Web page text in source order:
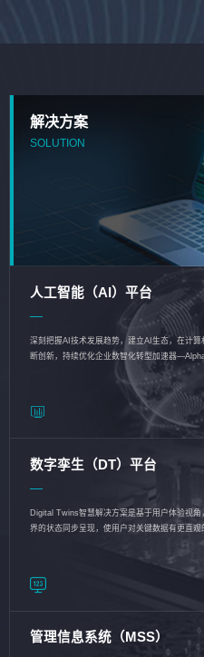
解决方案
SOLUTION
人工智能（AI）平台
深刻把握AI技术发展趋势，建立AI生态，在计
断创新，持续优化企业数智化转型加速器
数字孪生（DT）平台
Digital Twins智慧解决方案是基于用户体验视
界的状态同步呈现，使用户对关键数据有更直
管理信息系统（MSS）